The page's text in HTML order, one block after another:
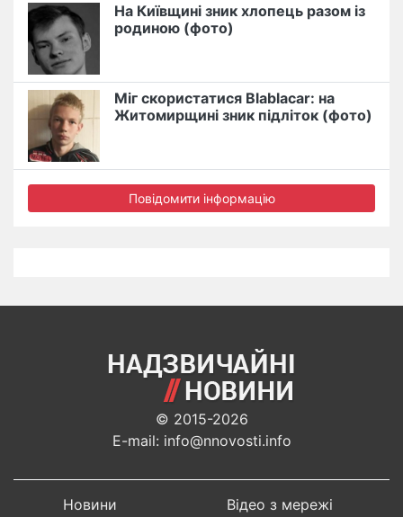
На Київщині зник хлопець разом із
родиною (фото)
Міг скористатися Blablacar: на
Житомирщині зник підліток (фото)
Повідомити інформацію
© 2015-2026
E-mail: info@nnovosti.info
Новини
Відео з мережі